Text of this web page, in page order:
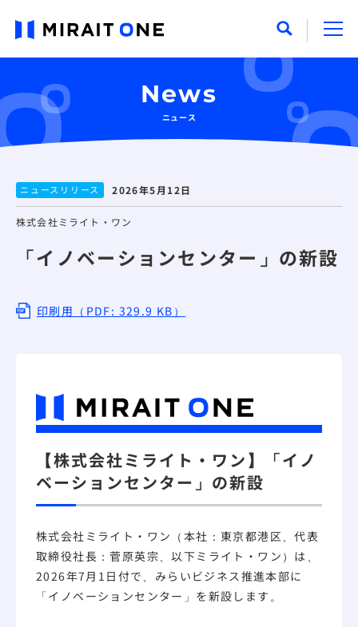
News
ニュース
ニュースリリース 2026年5月12日
株式会社ミライト・ワン
「イノベーションセンター」の新設
印刷用（PDF: 329.9 KB）
【株式会社ミライト・ワン】「イノ
ベーションセンター」の新設
株式会社ミライト・ワン（本社：東京都港区、代表
取締役社長：菅原英宗、以下ミライト・ワン）は、
2026年7月1日付で、みらいビジネス推進本部に
「イノベーションセンター」を新設します。